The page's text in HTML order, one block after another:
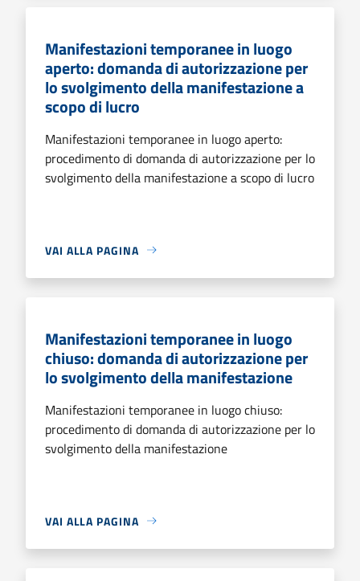
Manifestazioni temporanee in luogo
aperto: domanda di autorizzazione per
lo svolgimento della manifestazione a
scopo di lucro
Manifestazioni temporanee in luogo aperto:
procedimento di domanda di autorizzazione per lo
svolgimento della manifestazione a scopo di lucro
VAI ALLA PAGINA
Manifestazioni temporanee in luogo
chiuso: domanda di autorizzazione per
lo svolgimento della manifestazione
Manifestazioni temporanee in luogo chiuso:
procedimento di domanda di autorizzazione per lo
svolgimento della manifestazione
VAI ALLA PAGINA